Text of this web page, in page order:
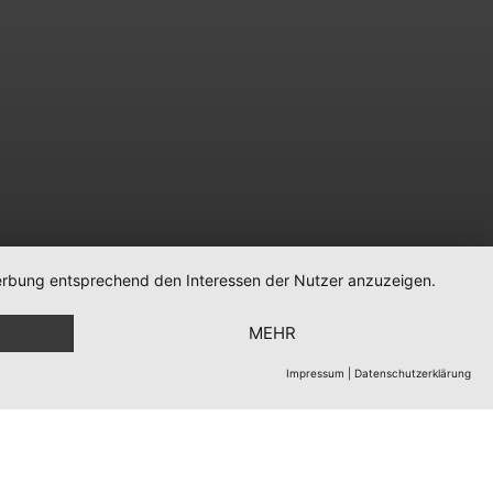
entsprechend den Interessen der Nutzer anzuzeigen.
MEHR
Impressum Datenschutzerklärung